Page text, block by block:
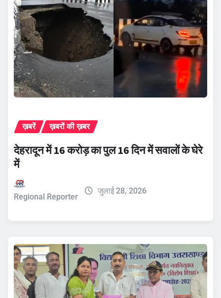
ख़बरें ख़बरों की ख़बर
देहरादून में 16 करोड़ का पुल 16 दिन में सवालों के घेरे
में
Regional Reporter
जुलाई 28, 2026